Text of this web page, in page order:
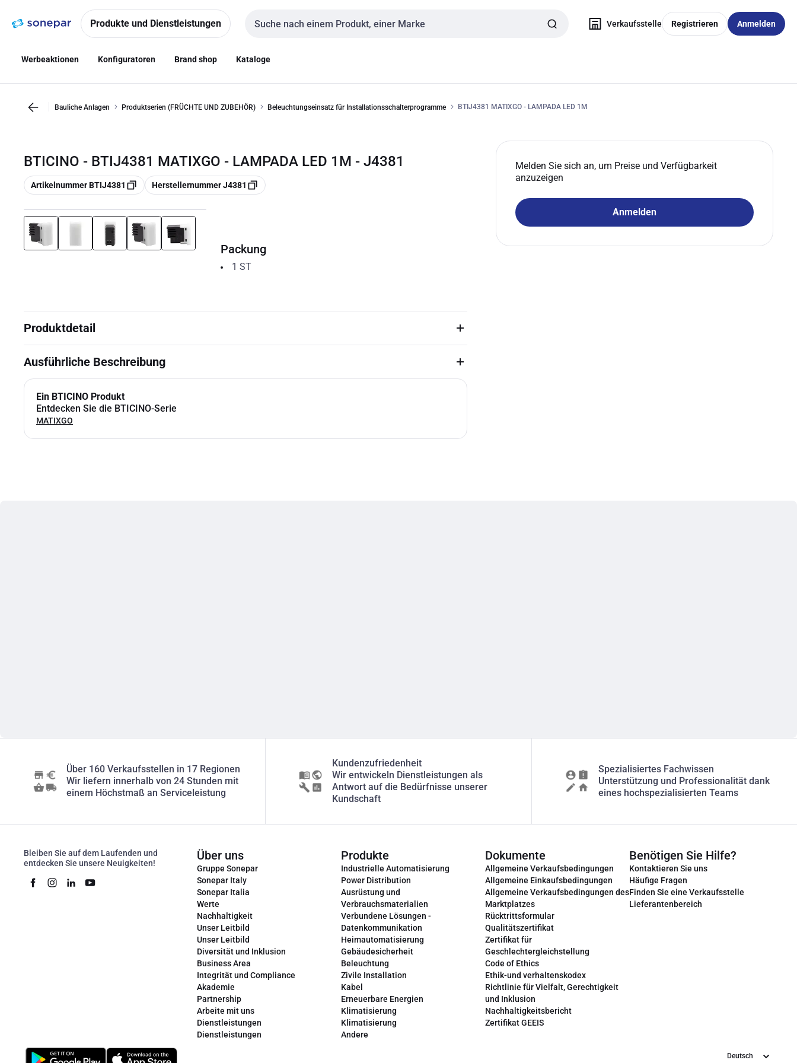
NavigationInhalt
Produkte und Dienstleistungen
Sucheingabe
Verkaufsstelle Registrieren Anmelden
Werbeaktionen Konfiguratoren Brand shop Kataloge
Bauliche Anlagen Produktserien (FRÜCHTE UND ZUBEHÖR) Beleuchtungseinsatz für Installationsschalterprogramme BTIJ4381 MATIXGO - LAMPADA LED 1M
BTICINO - BTIJ4381 MATIXGO - LAMPADA LED 1M - J4381
Kopieren
Artikelnummer BTIJ4381 Kopieren
Herstellernummer J4381
Melden Sie sich an, um Preise und Verfügbarkeit
anzuzeigen
Anmelden
Packung
1 ST
Produktdetail
Ausführliche Beschreibung
Ein BTICINO Produkt
Entdecken Sie die BTICINO-Serie
MATIXGO
Über 160 Verkaufsstellen in 17 Regionen
Wir liefern innerhalb von 24 Stunden mit
einem Höchstmaß an Serviceleistung
Kundenzufriedenheit
Wir entwickeln Dienstleistungen als
Antwort auf die Bedürfnisse unserer
Kundschaft
Spezialisiertes Fachwissen
Unterstützung und Professionalität dank
eines hochspezialisierten Teams
Bleiben Sie auf dem Laufenden und
entdecken Sie unsere Neuigkeiten!
Über uns
Gruppe Sonepar
Sonepar Italy
Sonepar Italia
Werte
Nachhaltigkeit
Unser Leitbild
Unser Leitbild
Diversität und Inklusion
Business Area
Integrität und Compliance
Akademie
Partnership
Arbeite mit uns
Dienstleistungen
Dienstleistungen
Produkte
Industrielle Automatisierung
Power Distribution
Ausrüstung und
Verbrauchsmaterialien
Verbundene Lösungen -
Datenkommunikation
Heimautomatisierung
Gebäudesicherheit
Beleuchtung
Zivile Installation
Kabel
Erneuerbare Energien
Klimatisierung
Klimatisierung
Andere
Dokumente
Allgemeine Verkaufsbedingungen
Allgemeine Einkaufsbedingungen
Allgemeine Verkaufsbedingungen des
Marktplatzes
Rücktrittsformular
Qualitätszertifikat
Zertifikat für
Geschlechtergleichstellung
Code of Ethics
Ethik-und verhaltenskodex
Richtlinie für Vielfalt, Gerechtigkeit
und Inklusion
Nachhaltigkeitsbericht
Zertifikat GEEIS
Benötigen Sie Hilfe?
Kontaktieren Sie uns
Häufige Fragen
Finden Sie eine Verkaufsstelle
Lieferantenbereich
Sprache